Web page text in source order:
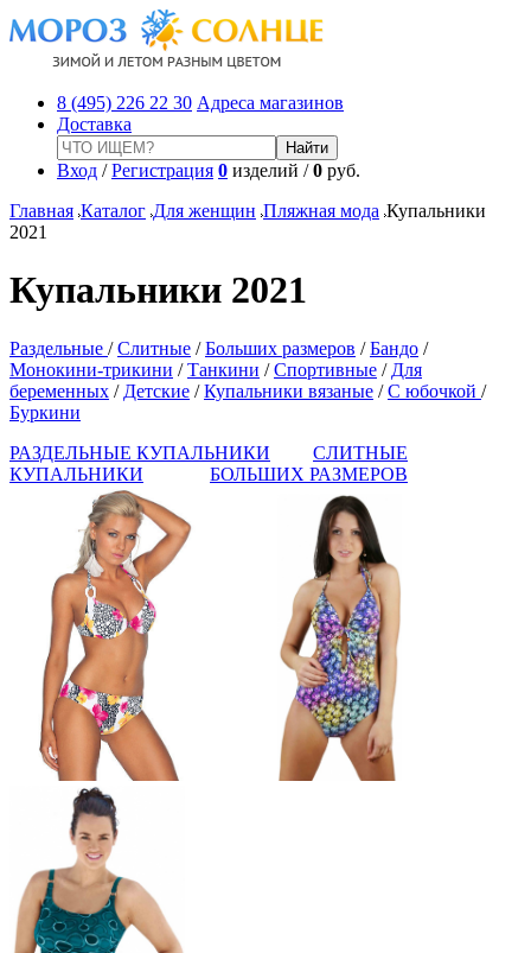
8 (495) 226 22 30 Адреса магазинов
Доставка
Вход /Регистрация 0 изделий /0 руб.
Главная Каталог Для женщин Пляжная мода Купальники
2021
Купальники 2021
Раздельные / Слитные / Больших размеров / Бандо /
Монокини-трикини / Танкини / Спортивные / Для
беременных / Детские / Купальники вязаные / С юбочкой /
Буркини
РАЗДЕЛЬНЫЕ КУПАЛЬНИКИ
СЛИТНЫЕ
КУПАЛЬНИКИ
БОЛЬШИХ РАЗМЕРОВ